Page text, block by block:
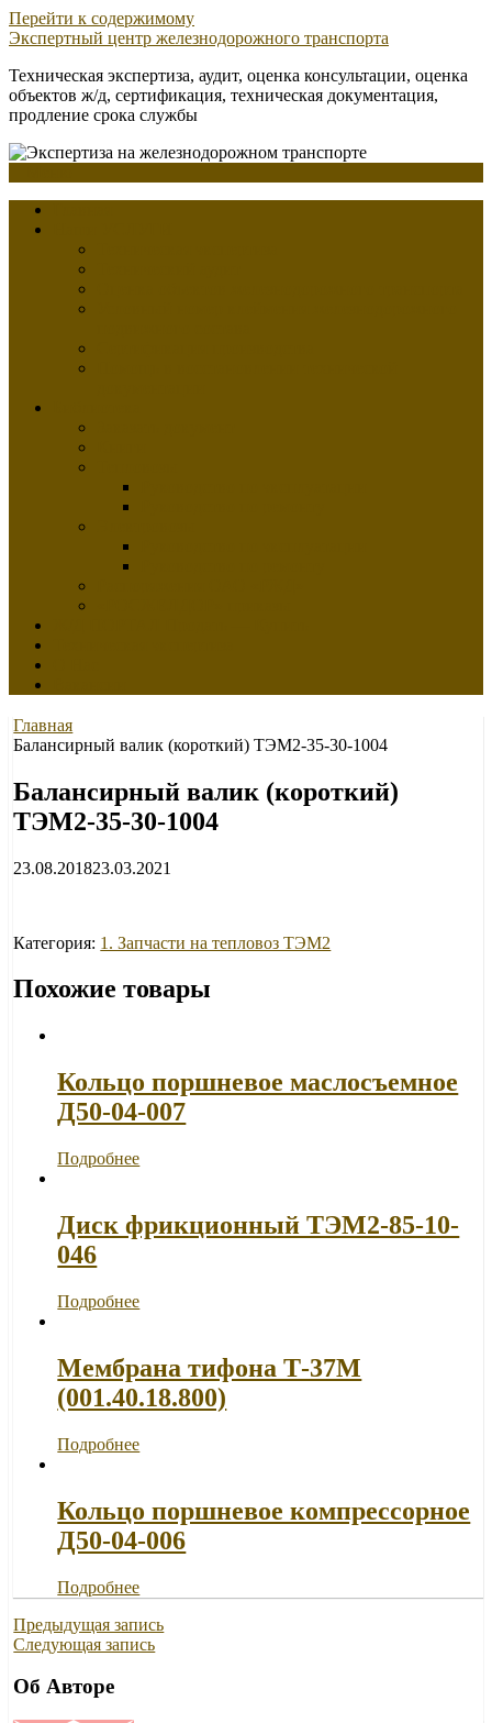
Перейти к содержимому
Экспертный центр железнодорожного транспорта
Техническая экспертиза, аудит, оценка консультации, оценка
объектов ж/д, сертификация, техническая документация,
продление срока службы
Главная
Балансирный валик (короткий) ТЭМ2-35-30-1004
Балансирный валик (короткий)
ТЭМ2-35-30-1004
23.08.201823.03.2021
Категория: 1. Запчасти на тепловоз ТЭМ2
Похожие товары
Кольцо поршневое маслосъемное
Д50-04-007
Подробнее
Диск фрикционный ТЭМ2-85-10-
046
Подробнее
Мембрана тифона Т-37М
(001.40.18.800)
Подробнее
Кольцо поршневое компрессорное
Д50-04-006
Подробнее
Предыдущая запись
Следующая запись
Об Авторе